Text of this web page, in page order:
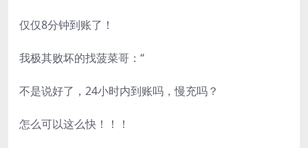
仅仅8分钟到账了！
我极其败坏的找菠菜哥：“
不是说好了，24小时内到账吗，慢充吗？
怎么可以这么快！！！